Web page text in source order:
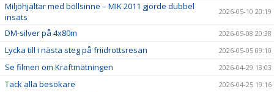
Miljöhjältar med bollsinne – MIK 2011 gjorde dubbel
insats
2026-05-10 20:19
DM-silver på 4x80m 2026-05-08 20:38
Lycka till i nästa steg på friidrottsresan 2026-05-05 09:10
Se filmen om Kraftmätningen 2026-04-29 13:03
Tack alla besökare 2026-04-25 19:16